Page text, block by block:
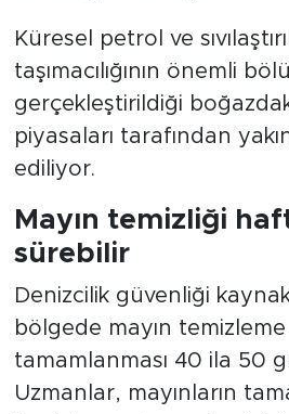
Küresel petrol ve
taşımacılığının önemli
gerçekleştirildiği
piyasaları tarafından
ediliyor.
Mayın temizliği
sürebilir
Denizcilik güvenliği
bölgede mayın temizleme
tamamlanması 40 ila 50
Uzmanlar, mayınların